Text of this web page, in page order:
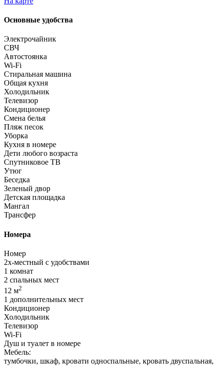
Основные удобства
Электрочайник
СВЧ
Автостоянка
Wi-Fi
Стиральная машина
Общая кухня
Холодильник
Телевизор
Кондиционер
Смена белья
Пляж песок
Уборка
Кухня в номере
Дети любого возраста
Спутниковое ТВ
Утюг
Беседка
Зеленый двор
Детская площадка
Мангал
Трансфер
Номера
Номер
2х-местный с удобствами
1 комнат
2 спальных мест
12 м2
1 дополнительных мест
Кондиционер
Холодильник
Телевизор
Wi-Fi
Душ и туалет в номере
Мебель:
тумбочки, шкаф, кровати односпальные, кровать двуспальная,